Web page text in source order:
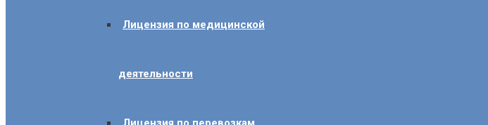
Лицензия по медицинской
деятельности